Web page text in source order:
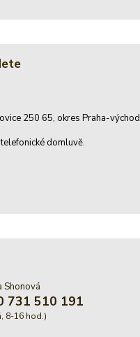
250 65, okres Praha-východ
domluvě.
Shonová
731 510 191
8-16 hod.)